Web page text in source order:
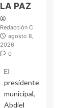
LA PAZ
Redacción C
agosto 8,
2026
0
El
presidente
municipal,
Abdiel